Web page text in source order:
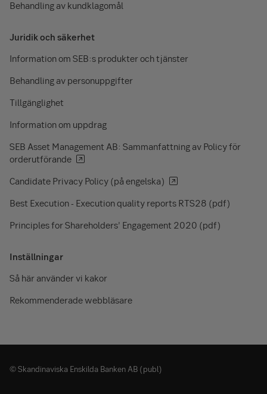
Behandling av kundklagomål
Juridik och säkerhet
Information om SEB:s produkter och tjänster
Behandling av personuppgifter
Tillgänglighet
Information om uppdrag
SEB Asset Management AB: Sammanfattning av Policy för
orderutförande
Candidate Privacy Policy (på engelska)
Best Execution - Execution quality reports RTS28 (pdf)
Principles for Shareholders’ Engagement 2020 (pdf)
Inställningar
Så här använder vi kakor
Rekommenderade webbläsare
© Skandinaviska Enskilda Banken AB (publ)